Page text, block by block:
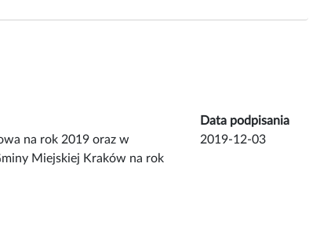
Data podpisania
na rok 2019 oraz w
Miejskiej Kraków na rok
2019-12-03